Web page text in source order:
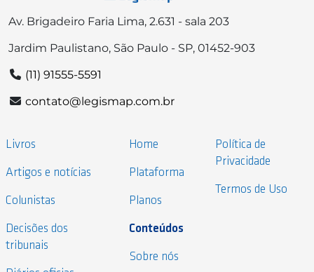
Av. Brigadeiro Faria Lima, 2.631 - sala 203
Jardim Paulistano, São Paulo - SP, 01452-903
(11) 91555-5591
contato@legismap.com.br
Livros
Artigos e notícias
Colunistas
Decisões dos
tribunais
Home
Plataforma
Planos
Conteúdos
Sobre nós
Política de
Privacidade
Termos de Uso